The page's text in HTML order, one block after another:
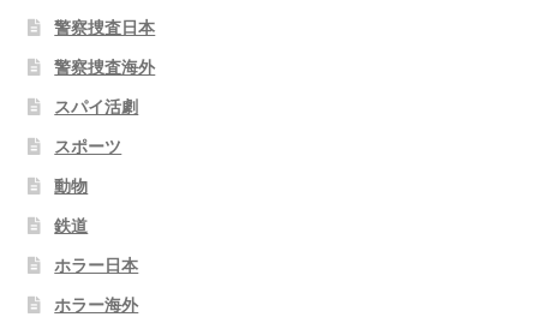
警察捜査日本
警察捜査海外
スパイ活劇
スポーツ
動物
鉄道
ホラー日本
ホラー海外